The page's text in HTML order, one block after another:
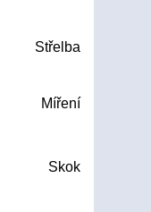
Střelba
Míření
Skok